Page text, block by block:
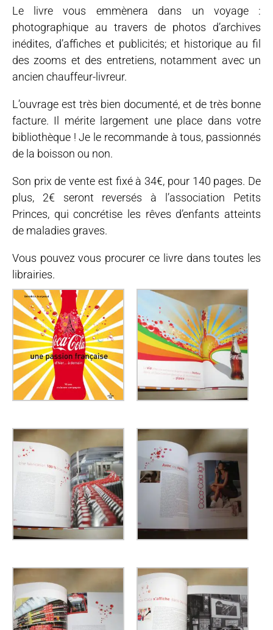
Le livre vous emmènera dans un voyage :
photographique au travers de photos d’archives
inédites, d’affiches et publicités; et historique au fil
des zooms et des entretiens, notamment avec un
ancien chauffeur-livreur.
L’ouvrage est très bien documenté, et de très bonne
facture. Il mérite largement une place dans votre
bibliothèque ! Je le recommande à tous, passionnés
de la boisson ou non.
Son prix de vente est fixé à 34€, pour 140 pages. De
plus, 2€ seront reversés à l’association Petits
Princes, qui concrétise les rêves d’enfants atteints
de maladies graves.
Vous pouvez vous procurer ce livre dans toutes les
librairies.